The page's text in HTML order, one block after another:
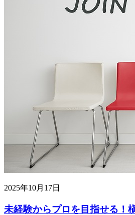
2025年10月17日
未経験からプロを目指せる！